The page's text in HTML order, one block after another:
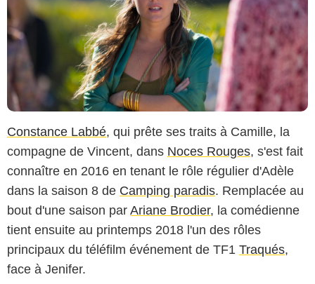
Constance Labbé, qui prête ses traits à Camille, la
compagne de Vincent, dans Noces Rouges, s'est fait
connaître en 2016 en tenant le rôle régulier d'Adèle
dans la saison 8 de Camping paradis. Remplacée au
bout d'une saison par Ariane Brodier, la comédienne
tient ensuite au printemps 2018 l'un des rôles
principaux du téléfilm événement de TF1 Traqués,
face à Jenifer.